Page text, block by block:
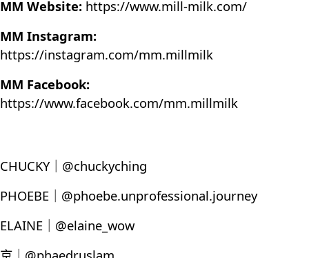
MM Website: https://www.mill-milk.com/
MM Instagram:
https://instagram.com/mm.millmilk
MM Facebook:
https://www.facebook.com/mm.millmilk
CHUCKY｜@chuckyching
PHOEBE｜@phoebe.unprofessional.journey
ELAINE｜@elaine_wow